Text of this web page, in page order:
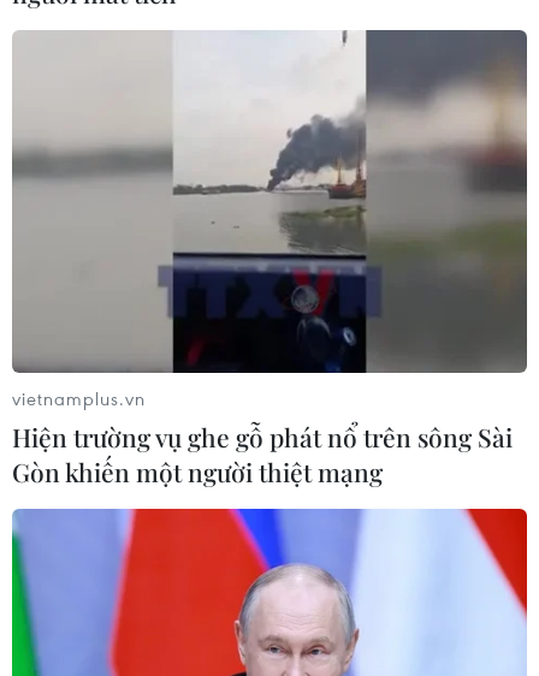
Tháo gỡ vướng mắc, tạo động lực, hướng
đi mới cho kinh tế tập thể
06/11/2018 08:47
Phó Thủ tướng cho rằng tổng kết 15 năm thực hiện Nghị
quyết 13 về tiếp tục đổi mới, phát triển và nâng cao hiệu
quả kinh tế tập thể phải đánh giá cho được thực trạng
vietnamplus.vn
Hiện trường vụ ghe gỗ phát nổ trên sông Sài
Gòn khiến một người thiệt mạng